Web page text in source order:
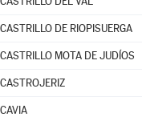
CASTRILLO DE RIOPISUERGA
CASTRILLO MOTA DE JUDÍOS
CASTROJERIZ
CAVIA